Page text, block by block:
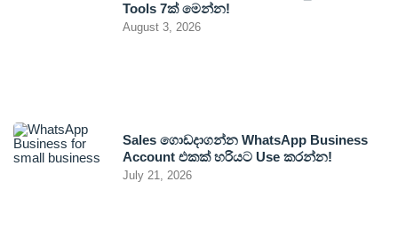
Tools 7ක් මෙන්න!
August 3, 2026
Sales ගොඩදාගන්න WhatsApp Business
Account එකක් හරියට Use කරන්න!
July 21, 2026